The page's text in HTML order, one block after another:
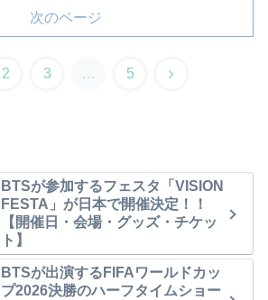
次のページ
2 3 … 5
BTSが参加するフェスタ「VISION
FESTA」が日本で開催決定！！
【開催日・会場・グッズ・チケッ
ト】
BTSが出演するFIFAワールドカッ
プ2026決勝のハーフタイムショー